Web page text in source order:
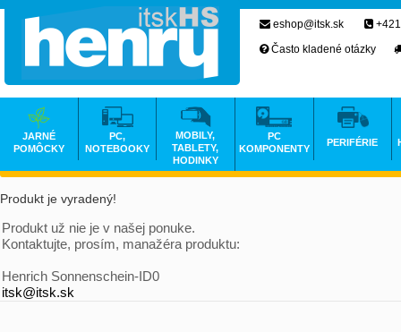
Produkt je vyradený!
Produkt už nie je v našej ponuke.
Kontaktujte, prosím, manažéra produktu:
Henrich Sonnenschein-ID0
itsk@itsk.sk
eshop@itsk.sk
Často kladené otázky
JARNÉ
POMÔCKY
PC,
NOTEBOOKY
MOBILY,
TABLETY,
HODINKY
PC
KOMPONENTY
PERIFÉRIE